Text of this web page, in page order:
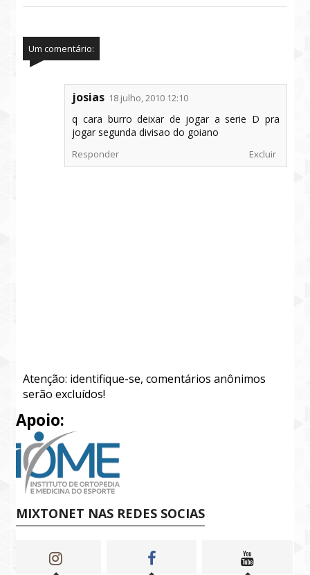
Um comentário:
josias 18 julho, 2010 12:10
q cara burro deixar de jogar a serie D pra
jogar segunda divisao do goiano
Responder Excluir
Atenção: identifique-se, comentários anônimos
serão excluídos!
Apoio:
MIXTONET NAS REDES SOCIAS